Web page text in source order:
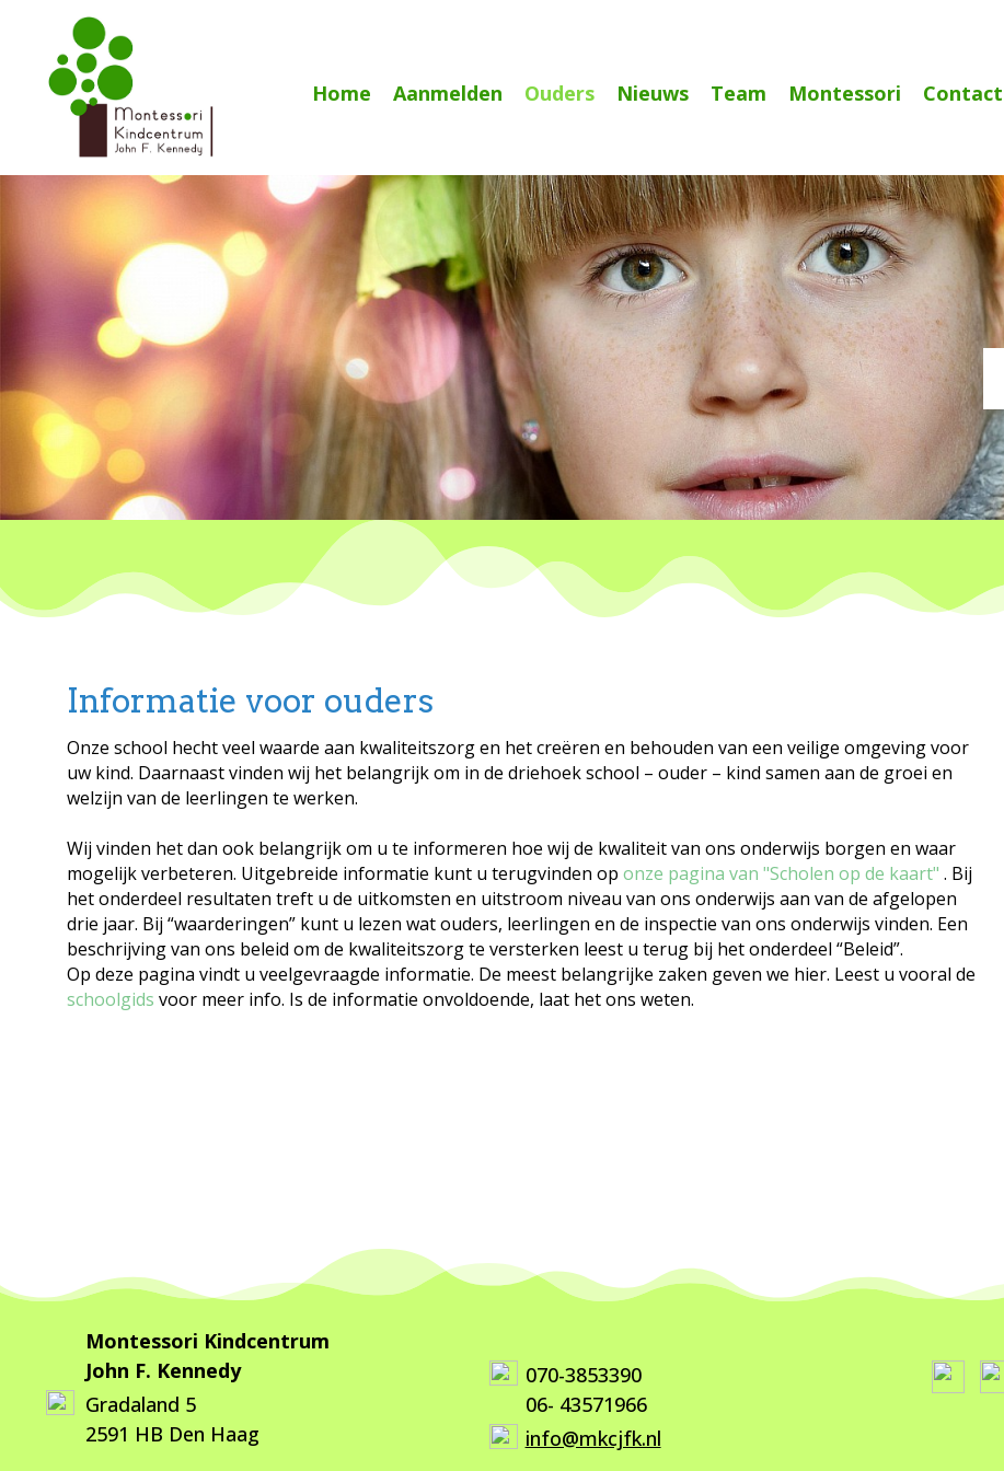
Home Aanmelden Ouders Nieuws Team Montessori Contact
Informatie voor ouders
Onze school hecht veel waarde aan kwaliteitszorg en het creëren en behouden van een veilige omgeving voor
uw kind. Daarnaast vinden wij het belangrijk om in de driehoek school – ouder – kind samen aan de groei en
welzijn van de leerlingen te werken.
Wij vinden het dan ook belangrijk om u te informeren hoe wij de kwaliteit van ons onderwijs borgen en waar
mogelijk verbeteren. Uitgebreide informatie kunt u terugvinden op onze pagina van "Scholen op de kaart" . Bij
het onderdeel resultaten treft u de uitkomsten en uitstroom niveau van ons onderwijs aan van de afgelopen
drie jaar. Bij “waarderingen” kunt u lezen wat ouders, leerlingen en de inspectie van ons onderwijs vinden. Een
beschrijving van ons beleid om de kwaliteitszorg te versterken leest u terug bij het onderdeel “Beleid”.
Op deze pagina vindt u veelgevraagde informatie. De meest belangrijke zaken geven we hier. Leest u vooral de
schoolgids voor meer info. Is de informatie onvoldoende, laat het ons weten.
Montessori Kindcentrum
John F. Kennedy
Gradaland 5
2591 HB Den Haag
070-3853390
06- 43571966
info@mkcjfk.nl